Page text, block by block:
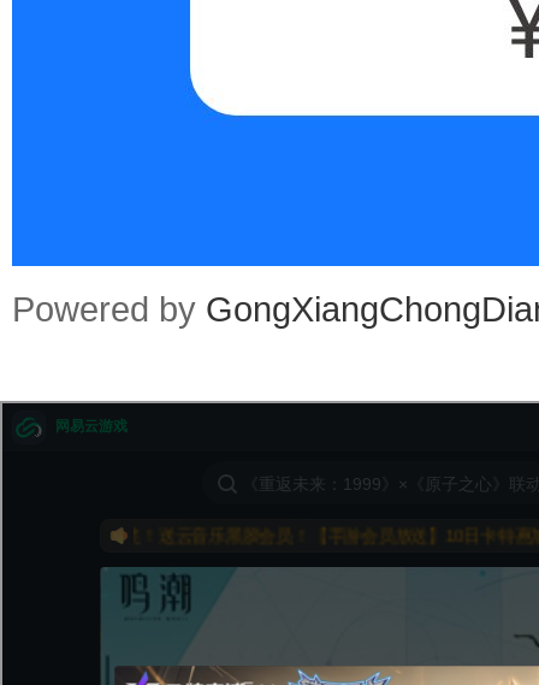
Powered by